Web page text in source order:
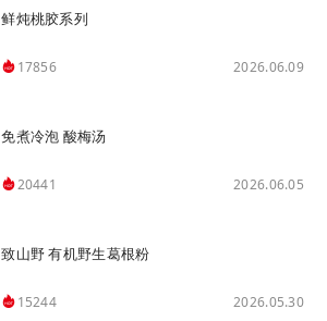
鲜炖桃胶系列
17856 2026.06.09
免煮冷泡 酸梅汤
20441 2026.06.05
致山野 有机野生葛根粉
15244 2026.05.30